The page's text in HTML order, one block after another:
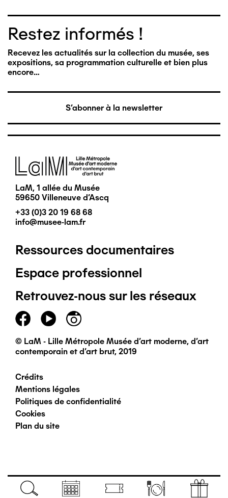
Navigation
Restez informés !
Recevez les actualités sur la collection du musée, ses
expositions, sa programmation culturelle et bien plus
encore…
S'abonner à la newsletter
Image
LaM, 1 allée du Musée
59650 Villeneuve d'Ascq
+33 (0)3 20 19 68 68
info@musee-lam.fr
Pied
de
page
principal
Ressources documentaires
Espace professionnel
Retrouvez-nous sur les réseaux
© LaM - Lille Métropole Musée d'art moderne, d'art
contemporain et d'art brut, 2019
Pied
de
page
Crédits
Mentions légales
Politiques de confidentialité
Cookies
Plan du site